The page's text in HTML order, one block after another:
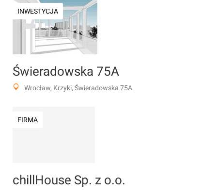
INWESTYCJA
Świeradowska 75A
Wrocław, Krzyki, Świeradowska 75A
FIRMA
chillHouse Sp. z o.o.